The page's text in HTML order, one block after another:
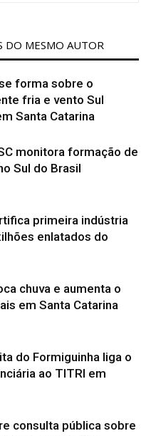
DO MESMO AUTOR
forma sobre o
fria e vento Sul
Santa Catarina
monitora formação de
Sul do Brasil
primeira indústria
enlatados do
chuva e aumenta o
em Santa Catarina
do Formiguinha liga o
ao TITRI em
consulta pública sobre